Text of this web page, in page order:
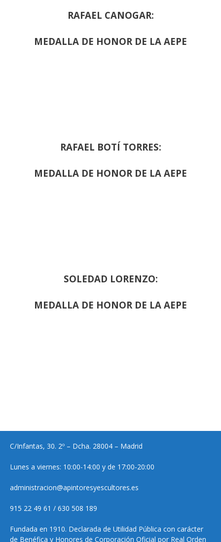
RAFAEL CANOGAR:
MEDALLA DE HONOR DE LA AEPE
RAFAEL BOTÍ TORRES:
MEDALLA DE HONOR DE LA AEPE
SOLEDAD LORENZO:
MEDALLA DE HONOR DE LA AEPE
C/Infantas, 30. 2º – Dcha. 28004 – Madrid
Lunes a viernes: 10:00-14:00 y de 17:00-20:00
administracion@apintoresyescultores.es
915 22 49 61 / 630 508 189
Fundada en 1910. Declarada de Utilidad Pública con carácter
de Benéfica y Honores de Corporación Oficial por Real Orden